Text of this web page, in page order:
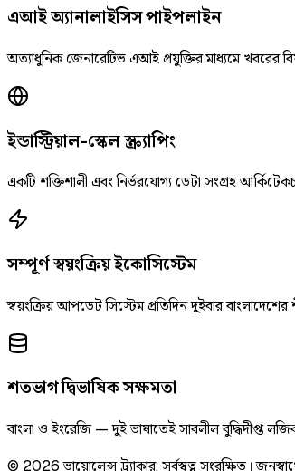
এআই অ্যানালাইসিস পাইপলাইন
অত্যাধুনিক জেনারেটিভ এআই প্রযুক্তির মাধ্যমে খবরের
ইন্ডাস্ট্রিয়াল-স্কেল স্ক্র্যাপিং
একটি শক্তিশালী এবং নির্ভরযোগ্য ডেটা সংগ্রহ
সম্পূর্ণ স্বয়ংক্রিয় ইকোসিস্টেম
স্বয়ংক্রিয় আপডেট সিস্টেম প্রতিদিন দুইবার
শতভাগ দ্বিভাষিক সক্ষমতা
বাংলা ও ইংরেজি — দুই ভাষাতেই সাবলীল বুদ্ধিদীপ্ত
© 2026 ভায়োলেন্স ট্র্যাকার.সর্বস্বত্ব সংরক্ষিত।